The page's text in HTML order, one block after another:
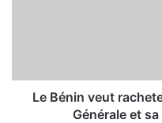
Le Bénin veut
Générale et